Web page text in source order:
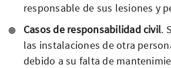
responsable de sus lesiones y
Casos de responsabilidad civil.
las instalaciones de otra
debido a su falta de